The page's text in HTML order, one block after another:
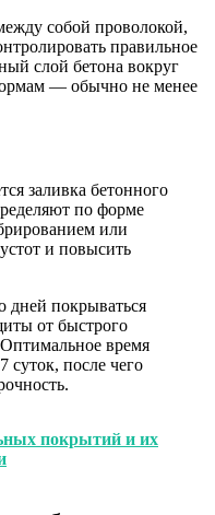
собой проволокой,
правильное
слой бетона вокруг
— обычно не менее
заливка бетонного
по форме
или
и повысить
дней покрываться
от быстрого
время
суток, после чего
покрытий и их